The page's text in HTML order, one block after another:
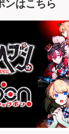
ンはこちら